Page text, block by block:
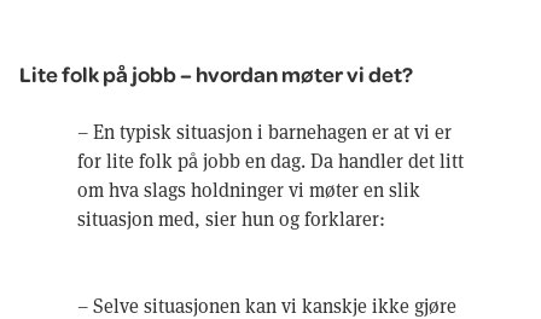
Lite folk på jobb – hvordan møter vi det?
– En typisk situasjon i barnehagen er at vi er
for lite folk på jobb en dag. Da handler det litt
om hva slags holdninger vi møter en slik
situasjon med, sier hun og forklarer:
– Selve situasjonen kan vi kanskje ikke gjøre